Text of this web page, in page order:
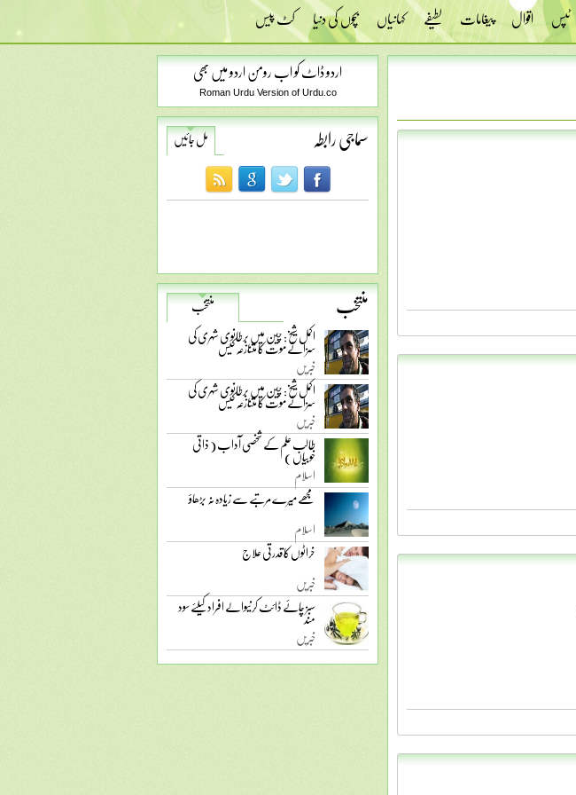
ٹپس اقوال پیغامات لطیفے کہانیاں بچوں کی دنیا کٹ پیس
اردو ڈاٹ کو اب رومن اردو میں بھی
Roman Urdu Version of Urdu.co
سماجی رابطہ مل جائیں
منتخب
منتخب
اکمل شیخ: چین میں برطانوی شہری کی
سزائے موت کا متنازعہ کیس
خبریں
اکمل شیخ: چین میں برطانوی شہری کی
سزائے موت کا متنازعہ کیس
خبریں
طالب علم کے شخصی آداب ( ذاتی
خوبیاں )
اسلام
مجھے میرے مرتبے سے زیادہ نہ بڑھاؤ
اسلام
خراٹوں کا قدرتی علاج
خبریں
سبز چائے ڈائٹ کرنیوالے افراد کیلئے سود
مند
خبریں